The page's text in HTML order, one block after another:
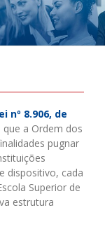
nº 8.906, de
a Ordem dos
pugnar
dispositivo, cada
Superior de
estrutura